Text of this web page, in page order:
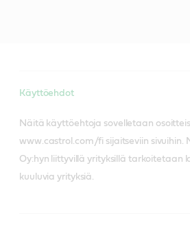
Käyttöehdot
Näitä käyttöehtoja sovelletaan
www.castrol.com/fi sijaitseviin sivuihin.
Oy:hyn liittyvillä yrityksillä tarkoitetaan
kuuluvia yrityksiä.